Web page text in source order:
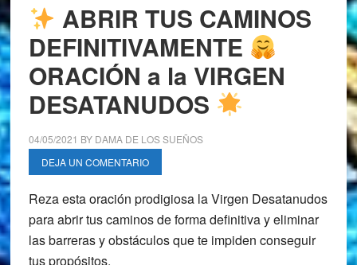
ABRIR TUS CAMINOS
DEFINITIVAMENTE
ORACIÓN a la VIRGEN
DESATANUDOS
04/05/2021 BY DAMA DE LOS SUEÑOS
DEJA UN COMENTARIO
Reza esta oración prodigiosa la Virgen Desatanudos
para abrir tus caminos de forma definitiva y eliminar
las barreras y obstáculos que te impiden conseguir
tus propósitos.